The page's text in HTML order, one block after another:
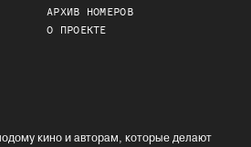
АРХИВ НОМЕРОВ
О ПРОЕКТЕ
кино и авторам, которые делают